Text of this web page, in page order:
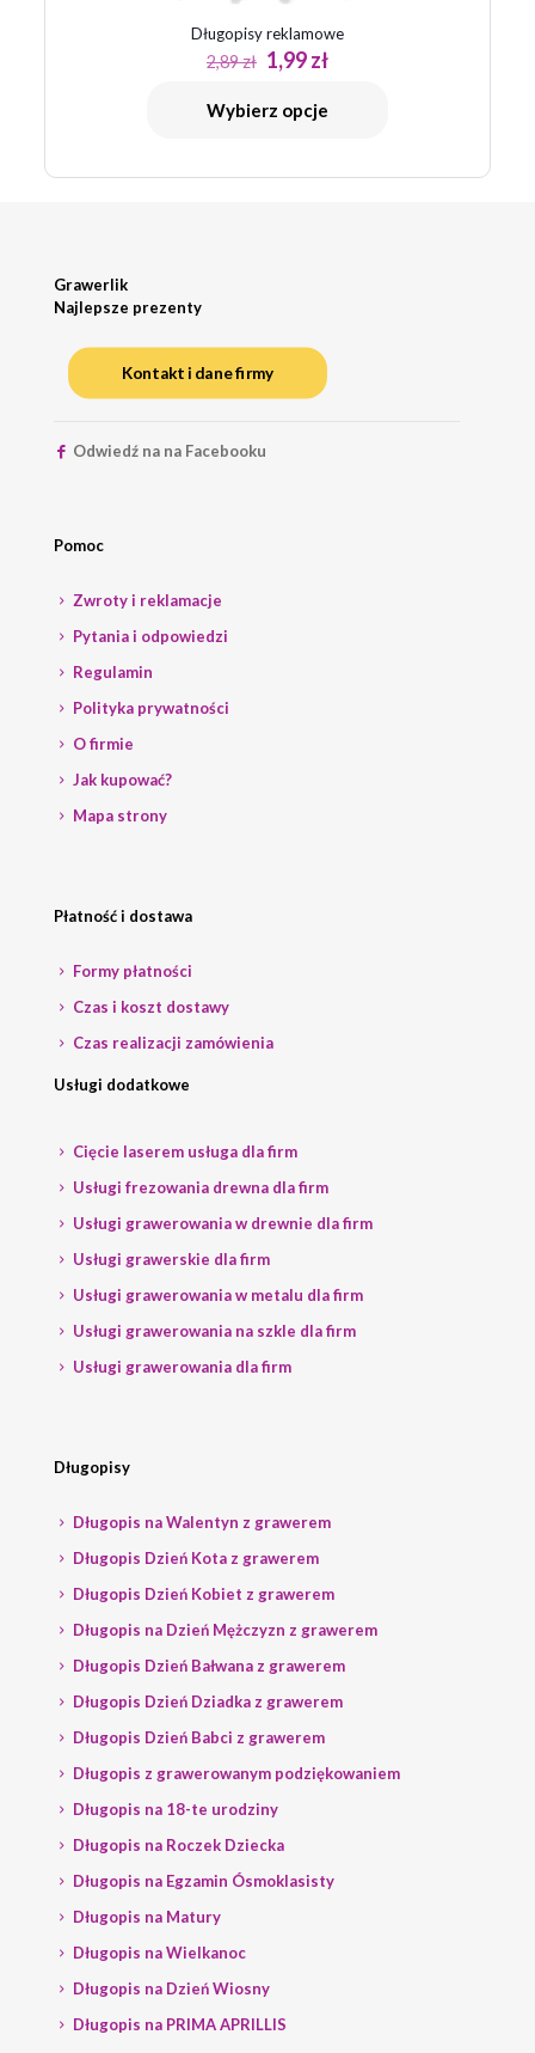
Długopisy reklamowe
2,89zł Pierwotna
wynosiła:
2,89 zł.
1,99złAktualna
Wybierz opcje
Grawerlik
Najlepsze prezenty
Kontakt i dane firmy
Odwiedź na na Facebooku
Pomoc
Zwroty i reklamacje
Pytania i odpowiedzi
Regulamin
Polityka prywatności
O firmie
Jak kupować?
Mapa strony
Płatność i dostawa
Formy płatności
Czas i koszt dostawy
Czas realizacji zamówienia
Usługi dodatkowe
Cięcie laserem usługa dla firm
Usługi frezowania drewna dla firm
Usługi grawerowania w drewnie dla firm
Usługi grawerskie dla firm
Usługi grawerowania w metalu dla firm
Usługi grawerowania na szkle dla firm
Usługi grawerowania dla firm
Długopisy
Długopis na Walentyn z grawerem
Długopis Dzień Kota z grawerem
Długopis Dzień Kobiet z grawerem
Długopis na Dzień Mężczyzn z grawerem
Długopis Dzień Bałwana z grawerem
Długopis Dzień Dziadka z grawerem
Długopis Dzień Babci z grawerem
Długopis z grawerowanym podziękowaniem
Długopis na 18-te urodziny
Długopis na Roczek Dziecka
Długopis na Egzamin Ósmoklasisty
Długopis na Matury
Długopis na Wielkanoc
Długopis na Dzień Wiosny
Długopis na PRIMA APRILLIS